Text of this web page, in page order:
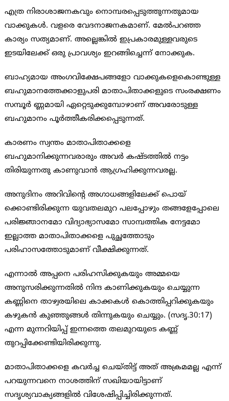
എത്ര നിരാശാജനകവും നൊമ്പരപ്പെടുത്തുന്നതുമായ
വാക്കുകള്‍. വളരെ വേദനാജനകമാണ്. മേല്‍പറഞ്ഞ
കാര്യം സത്യമാണ്. അല്ലെങ്കില്‍ ഇപ്രകാരമുള്ളവരുടെ
ഇടയിലേക്ക് ഒരു പ്രാവശ്യം ഇറങ്ങിച്ചെന്ന് നോക്കുക.
ബാഹ്യമായ അംഗവിക്ഷേപങ്ങളോ വാക്കുകളെകൊണ്ടുള്ള
ബഹുമാനത്തേക്കാളുപരി മാതാപിതാക്കളുടെ സംരക്ഷണം
സമ്പൂര്‍ ണ്ണമായി ഏറ്റെടുക്കുമ്പോഴാണ് അവരോടുള്ള
ബഹുമാനം പൂര്‍ത്തീകരിക്കപ്പെടുന്നത്.
കാരണം സ്വന്തം മാതാപിതാക്കളെ
ബഹുമാനിക്കുന്നവരാരും അവര്‍ കഷ്ടത്തില്‍ നട്ടം
തിരിയുന്നതു കാണുവാന്‍ ആഗ്രഹിക്കുന്നവരല്ല.
അനുദിനം അറിവിന്റെ അഗാധങ്ങളിലേക്ക് പൊയ്
ക്കൊണ്ടിരിക്കുന്ന യുവതലമുറ പലപ്പോഴും തങ്ങളേപ്പോലെ
പരിജ്ഞാനമോ വിദ്യാഭ്യാസമോ സാമ്പത്തിക നേട്ടമോ
ഇല്ലാത്ത മാതാപിതാക്കളെ പുച്ഛത്തോടും
പരിഹാസത്തോടുമാണ് വീക്ഷിക്കുന്നത്.
എന്നാല്‍ അപ്പനെ പരിഹസിക്കുകയും അമ്മയെ
അനുസരിക്കുന്നതില്‍ നിന്ദ കാണിക്കുകയും ചെയ്യുന്ന
കണ്ണിനെ താഴ്വരയിലെ കാക്കകള്‍ കൊത്തിപ്പറിക്കുകയും
കഴുകന്‍ കുഞ്ഞുങ്ങള്‍ തിന്നുകയും ചെയ്യും. (സദൃ.30:17)
എന്ന മുന്നറിയിപ്പ് ഇന്നത്തെ തലമുറയുടെ കണ്ണ്
തുറപ്പിക്കേണ്ടിയിരിക്കുന്നു.
മാതാപിതാക്കളെ കവര്‍ച്ച ചെയ്തിട്ട് അത് അക്രമമല്ല എന്ന്
പറയുന്നവനെ നാശത്തിന് സഖിയായിട്ടാണ്
സദൃശ്യവാക്യങ്ങളില്‍ വിശേഷിപ്പിച്ചിരിക്കുന്നത്.